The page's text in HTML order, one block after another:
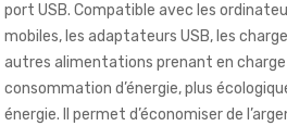
port USB. Compatible avec les
mobiles, les adaptateurs USB, les
autres alimentations prenant en charge
consommation d’énergie, plus
énergie. Il permet d’économiser de